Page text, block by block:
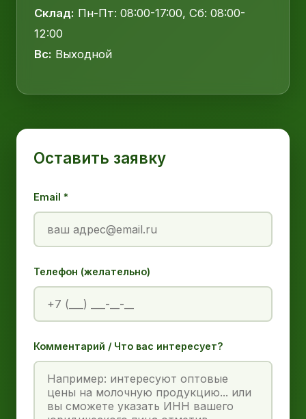
Склад: Пн-Пт: 08:00-17:00, Сб: 08:00-
12:00
Вс: Выходной
Оставить заявку
Email *
Телефон (желательно)
Комментарий / Что вас интересует?